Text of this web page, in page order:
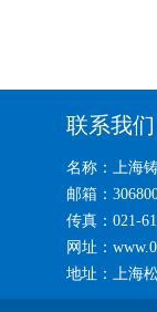
联系我们
名称：上海
邮箱：
传真：021-
网址：
地址：上海